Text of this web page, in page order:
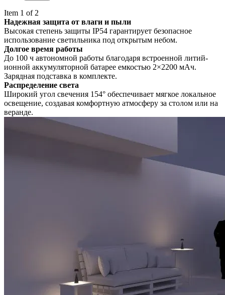
Item 1 of 2
Надежная защита от влаги и пыли
Высокая степень защиты IP54 гарантирует безопасное
использование светильника под открытым небом.
Долгое время работы
До 100 ч автономной работы благодаря встроенной литий-
ионной аккумуляторной батарее емкостью 2×2200 мАч.
Зарядная подставка в комплекте.
Распределение света
Широкий угол свечения 154° обеспечивает мягкое локальное
освещение, создавая комфортную атмосферу за столом или на
веранде.